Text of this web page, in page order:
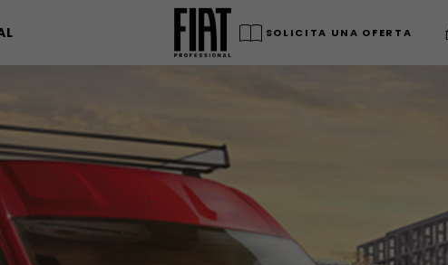
SOLICITA UNA OFERTA